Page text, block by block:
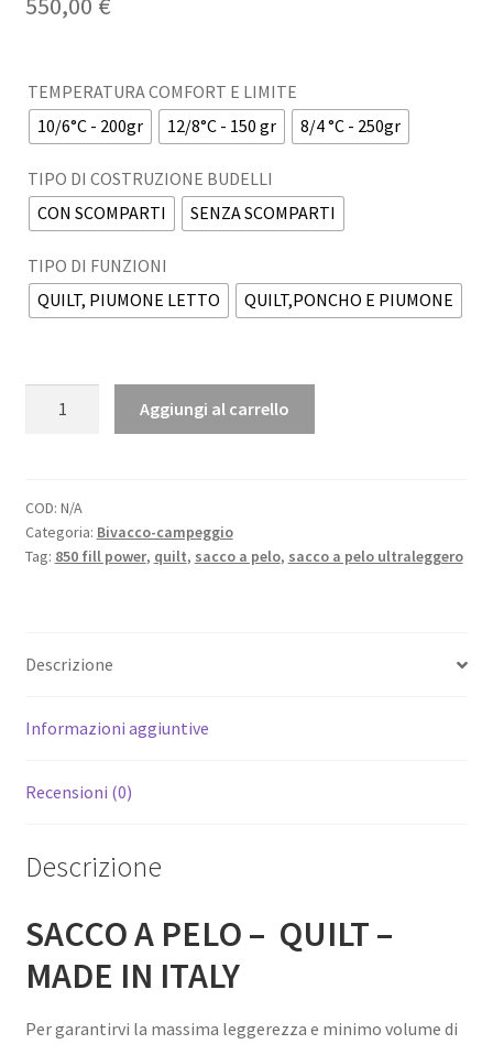
TEMPERATURA COMFORT E LIMITE
10/6°C - 200gr
12/8°C - 150 gr 8/4 °C - 250gr
TIPO DI COSTRUZIONE BUDELLI
CON SCOMPARTI
SENZA SCOMPARTI
TIPO DI FUNZIONI
QUILT, PIUMONE LETTO
QUILT,PONCHO E PIUMONE
QUIT
tre
stagioni
e
quantità
Aggiungi al carrello
COD: N/A
Categoria: Bivacco-campeggio
Tag: 850 fill power, quilt, sacco a pelo, sacco a pelo ultraleggero
Descrizione
Informazioni aggiuntive
Recensioni (0)
Descrizione
SACCO A PELO – QUILT –
MADE IN ITALY
Per garantirvi la massima leggerezza e minimo volume di